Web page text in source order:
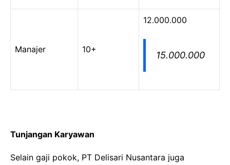
Manajer 10+
12.000.000
15.000.000
Tunjangan Karyawan
Selain gaji pokok, PT Delisari Nusantara juga